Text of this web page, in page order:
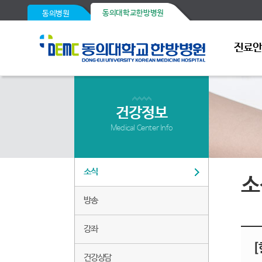
동의병원 동의대학교한방병원
진료
건강정보
Medical Center Info
소식
방송
강좌
건강상담